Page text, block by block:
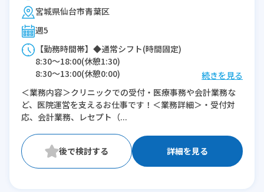
宮城県仙台市青葉区
週5
【勤務時間帯】◆通常シフト(時間固定)
8:30〜18:00(休憩1:30)
8:30〜13:00(休憩0:00)
※残業：5〜10時間程度/月
続きを見る
＜業務内容＞クリニックでの受付・医療事務や会計業務な
ど、医院運営を支えるお仕事です！＜業務詳細＞・受付対
応、会計業務、レセプト（...
詳細を見る